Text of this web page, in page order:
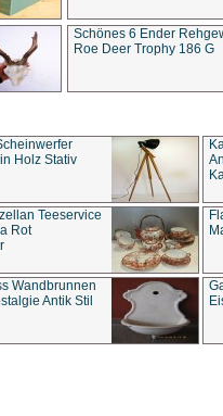
Schönes 6 Ender
Roe Deer Trophy 186 G
Holz Stativ
Teeservice
Rot
Wandbrunnen
Antik Stil